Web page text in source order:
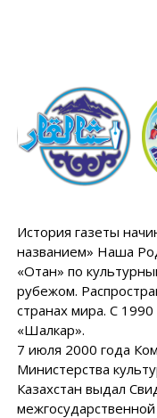
История газеты
названием» Наша
«Отан» по
рубежом.
странах мира. С 1990
«Шалкар».
7 июля 2000 года
Министерства
Казахстан выдал